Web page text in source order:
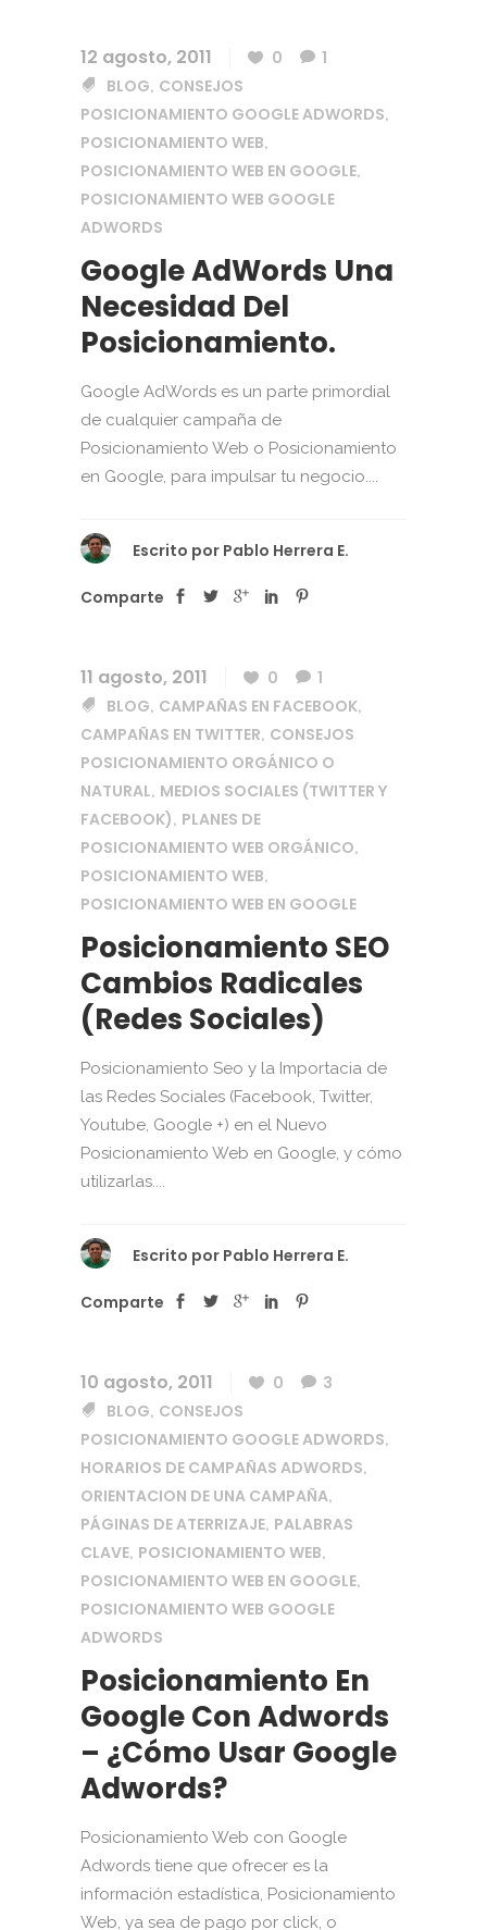
12 agosto, 2011 0
1
BLOG, CONSEJOS
POSICIONAMIENTO GOOGLE ADWORDS,
POSICIONAMIENTO WEB,
POSICIONAMIENTO WEB EN GOOGLE,
POSICIONAMIENTO WEB GOOGLE
ADWORDS
Google AdWords Una
Necesidad Del
Posicionamiento.
Google AdWords es un parte primordial
de cualquier campaña de
Posicionamiento Web o Posicionamiento
en Google, para impulsar tu negocio....
Escrito por Pablo Herrera E.
Comparte
11 agosto, 2011 0
1
BLOG, CAMPAÑAS EN FACEBOOK,
CAMPAÑAS EN TWITTER, CONSEJOS
POSICIONAMIENTO ORGÁNICO O
NATURAL, MEDIOS SOCIALES (TWITTER Y
FACEBOOK), PLANES DE
POSICIONAMIENTO WEB ORGÁNICO,
POSICIONAMIENTO WEB,
POSICIONAMIENTO WEB EN GOOGLE
Posicionamiento SEO
Cambios Radicales
(Redes Sociales)
Posicionamiento Seo y la Importacia de
las Redes Sociales (Facebook, Twitter,
Youtube, Google +) en el Nuevo
Posicionamiento Web en Google, y cómo
utilizarlas....
Escrito por Pablo Herrera E.
Comparte
10 agosto, 2011 0
3
BLOG, CONSEJOS
POSICIONAMIENTO GOOGLE ADWORDS,
HORARIOS DE CAMPAÑAS ADWORDS,
ORIENTACION DE UNA CAMPAÑA,
PÁGINAS DE ATERRIZAJE, PALABRAS
CLAVE, POSICIONAMIENTO WEB,
POSICIONAMIENTO WEB EN GOOGLE,
POSICIONAMIENTO WEB GOOGLE
ADWORDS
Posicionamiento En
Google Con Adwords
– ¿Cómo Usar Google
Adwords?
Posicionamiento Web con Google
Adwords tiene que ofrecer es la
información estadística, Posicionamiento
Web, ya sea de pago por click, o